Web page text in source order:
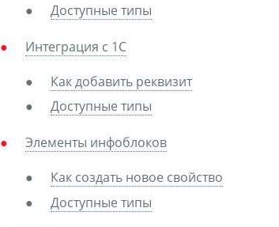
Доступные типы
Интеграция с 1С
Как добавить реквизит
Доступные типы
Элементы инфоблоков
Как создать новое свойство
Доступные типы